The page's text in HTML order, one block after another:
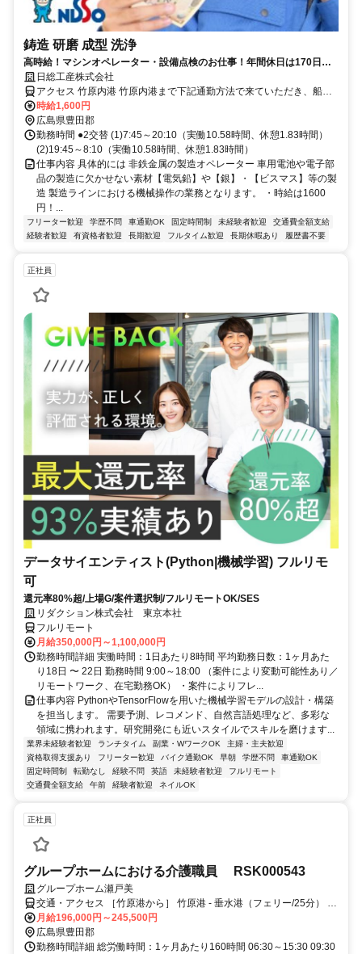
鋳造 研磨 成型 洗浄
高時給！マシンオペレーター・設備点検のお仕事！年間休日は170日以
上！日総工産株式会社
アクセス 竹原内港 竹原内港まで下記通勤方法で来ていただき、船で
20分
時給1,600円
広島県豊田郡
勤務時間 ●2交替 (1)7:45～20:10（実働10.58時間、休憩1.83時間）
(2)19:45～8:10（実働10.58時間、休憩1.83時間）
仕事内容 具体的には 非鉄金属の製造オペレーター 車用電池や電子部
品の製造に欠かせない素材【電気鉛】や【銀】・【ビスマス】等の製
造 製造ラインにおける機械操作の業務となります。 ・時給は1600
円！...
フリーター歓迎 学歴不問 車通勤OK 固定時間制 未経験者歓迎
交通費全額支給
経験者歓迎
有資格者歓迎 長期歓迎 フルタイム歓迎 長期休暇あり 履歴書不要
正社員
データサイエンティスト(Python|機械学習) フルリモ
可
還元率80%超/上場G/案件選択制/フルリモートOK/SES
リダクション株式会社 東京本社
フルリモート
月給350,000円～1,100,000円
勤務時間詳細 実働時間：1日あたり8時間 平均勤務日数：1ヶ月あた
り18日 〜 22日 勤務時間 9:00～18:00 （案件により変動可能性あり／
リモートワーク、在宅勤務OK） ・案件によりフレ...
仕事内容 PythonやTensorFlowを用いた機械学習モデルの設計・構築
を担当します。 需要予測、レコメンド、自然言語処理など、多彩な
領域に携われます。研究開発にも近いスタイルでスキルを磨けます...
業界未経験者歓迎 ランチタイム 副業・WワークOK
主婦・主夫歓迎
資格取得支援あり
フリーター歓迎 バイク通勤OK 早朝 学歴不問
車通勤OK
固定時間制
転勤なし 経験不問 英語 未経験者歓迎
フルリモート
交通費全額支給
午前 経験者歓迎 ネイルOK
正社員
グループホームにおける介護職員 RSK000543
グループホーム瀬戸美
交通・アクセス ［竹原港から］ 竹原港 - 垂水港（フェリー/25分） 竹
原港 - 白水港（フェリー/30分） 竹原港 - 鮴崎・木江・沖浦・明石港
（高速艇） ［安芸津港から］ 安芸津港 - 大西港（フェリー/35分）
［大崎下島から］ 小長港 - 明石港（フェリー/15分） ［四国から］ 今
月給196,000円～245,500円
広島県豊田郡
勤務時間詳細 総労働時間：1ヶ月あたり160時間 06:30～15:30 09:30